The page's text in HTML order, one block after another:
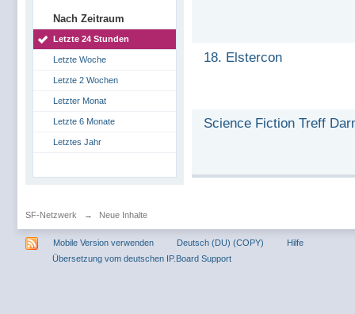
Nach Zeitraum
Letzte 24 Stunden
Letzte Woche
Letzte 2 Wochen
Letzter Monat
Letzte 6 Monate
Letztes Jahr
18. Elstercon
Science Fiction Treff
SF-Netzwerk → Neue Inhalte
Mobile Version verwenden Deutsch (DU) (COPY)
Hilfe
Übersetzung vom deutschen IP.Board Support